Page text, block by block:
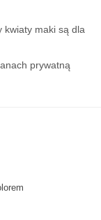
kwiaty maki są dla
prywatną